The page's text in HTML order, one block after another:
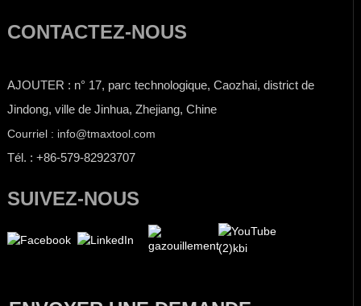
CONTACTEZ-NOUS
AJOUTER : n° 17, parc technologique, Caozhai, district de
Jindong, ville de Jinhua, Zhejiang, Chine
Courriel : info@tmaxtool.com
Tél. : +86-579-82923707
SUIVEZ-NOUS